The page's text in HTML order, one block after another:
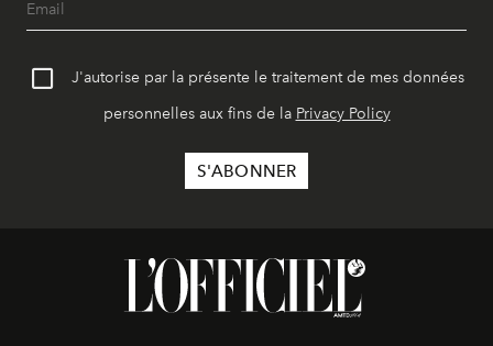
J'autorise par la présente le traitement de mes données
personnelles aux fins de la Privacy Policy